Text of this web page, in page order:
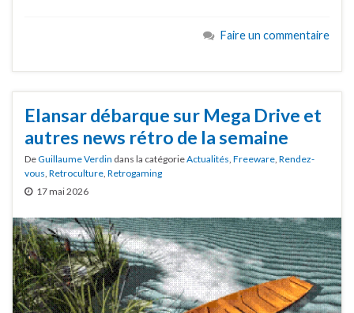
Faire un commentaire
Elansar débarque sur Mega Drive et
autres news rétro de la semaine
DeGuillaume Verdin dans la catégorieActualités, Freeware, Rendez-
vous, Retroculture, Retrogaming
17 mai 2026